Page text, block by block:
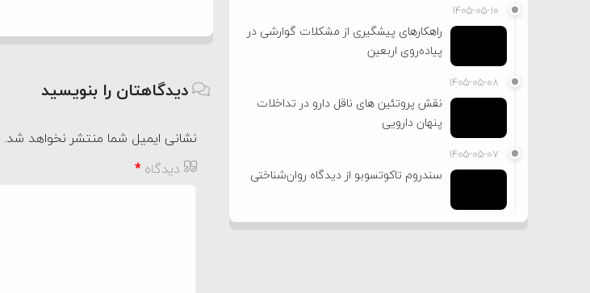
دیدگاهتان را بنویسید
نشانی ایمیل شما منتشر نخواهد شد.
دیدگاه*
۱۴۰۵-۰۵-۱۰
راهکارهای پیشگیری از مشکلات گوارشی در
پیاده‌روی اربعین
۱۴۰۵-۰۵-۰۸
نقش پروتئین های ناقل دارو در تداخلات
پنهان دارویی
۱۴۰۵-۰۵-۰۷
سندروم تاکوتسوبو از دیدگاه روان‌شناختی